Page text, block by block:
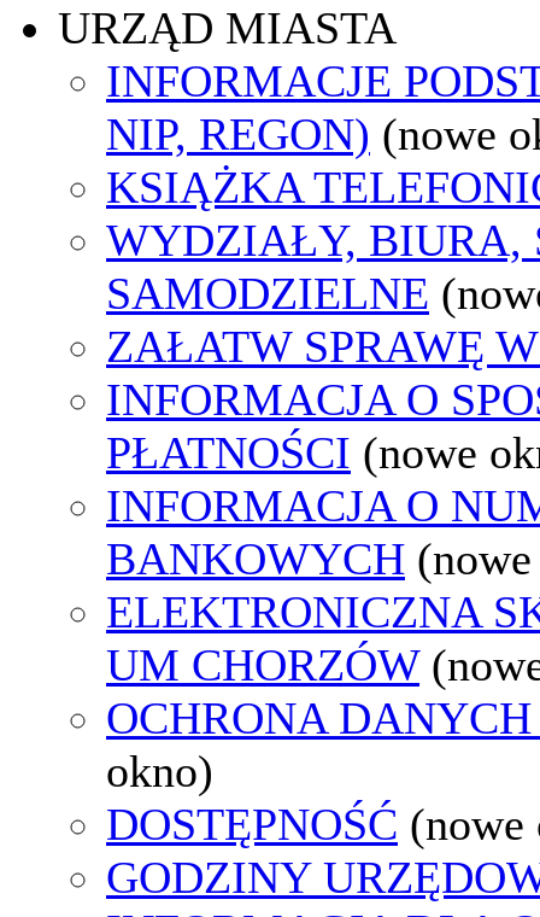
URZĄD MIASTA
INFORMACJE
NIP, REGON) (nowe
KSIĄŻKA
WYDZIAŁY, BIURA,
SAMODZIELNE
ZAŁATW SPRAWĘ
INFORMACJA O
PŁATNOŚCI (nowe
INFORMACJA O
BANKOWYCH
ELEKTRONICZNA
UM CHORZÓW
OCHRONA
okno)
DOSTĘPNOŚĆ (nowe
GODZINY